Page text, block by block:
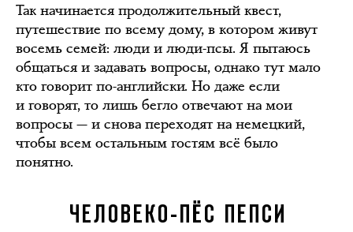
Так начинается продолжительный квест,
путешествие по всему дому, в котором живут
восемь семей: люди и люди-псы. Я пытаюсь
общаться и задавать вопросы, однако тут мало
кто говорит по-английски. Но даже если
и говорят, то лишь бегло отвечают на мои
вопросы — и снова переходят на немецкий,
чтобы всем остальным гостям всё было
понятно.
ЧЕЛОВЕКО-ПЁС ПЕПСИ